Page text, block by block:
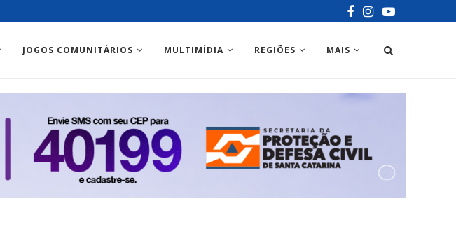
JOGOS COMUNITÁRIOS MULTIMÍDIA REGIÕES MAIS